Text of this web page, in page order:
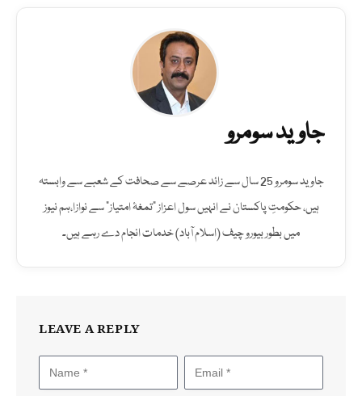
جاوید سومرو
جاوید سومرو 25 سال سے زائد عرصے سے صحافت کے شعبے سے وابستہ
ہیں، حکومتِ پاکستان نے انہیں سول اعزاز "تمغۂ امتیاز" سے نوازا،ہم نیوز
میں بطور بیورو چیف (اسلام آباد) خدمات انجام دے رہے ہیں۔
LEAVE A REPLY